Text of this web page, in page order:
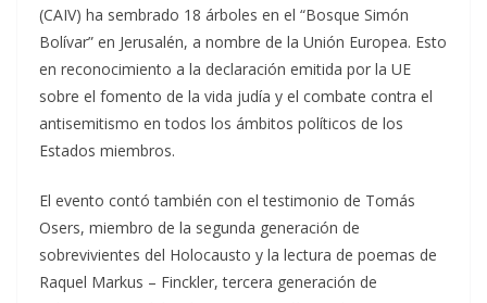
(CAIV) ha sembrado 18 árboles en el “Bosque Simón
Bolívar” en Jerusalén, a nombre de la Unión Europea. Esto
en reconocimiento a la declaración emitida por la UE
sobre el fomento de la vida judía y el combate contra el
antisemitismo en todos los ámbitos políticos de los
Estados miembros.
El evento contó también con el testimonio de Tomás
Osers, miembro de la segunda generación de
sobrevivientes del Holocausto y la lectura de poemas de
Raquel Markus – Finckler, tercera generación de